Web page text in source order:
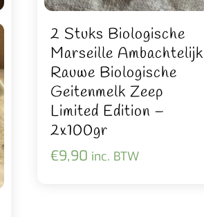
2 Stuks Biologische
Marseille Ambachtelijk
Rauwe Biologische
Geitenmelk Zeep
Limited Edition –
2x100gr
€9,90 inc. BTW